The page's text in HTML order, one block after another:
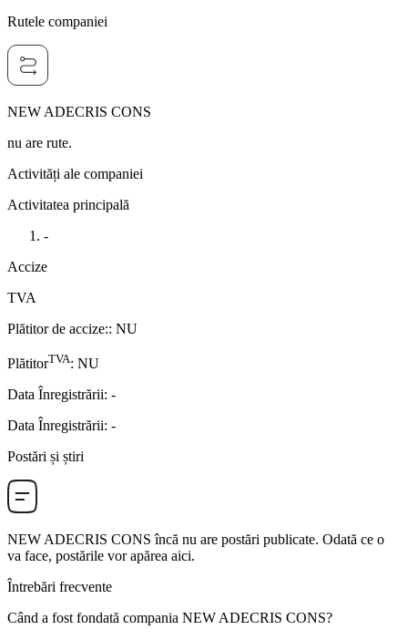
Rutele companiei
NEW ADECRIS CONS
nu are rute.
Activități ale companiei
Activitatea principală
-
Accize
TVA
Plătitor de accize:: NU
PlătitorTVA: NU
Data Înregistrării: -
Data Înregistrării: -
Postări și știri
NEW ADECRIS CONS încă nu are postări publicate. Odată ce o
va face, postările vor apărea aici.
Întrebări frecvente
Când a fost fondată compania NEW ADECRIS CONS?